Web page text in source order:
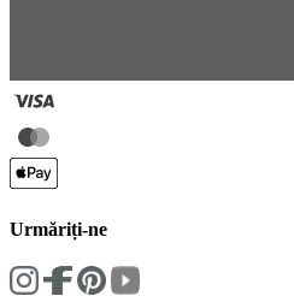
Urmăriți-ne